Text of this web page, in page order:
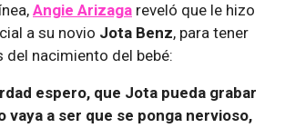
Angie Arizaga reveló que le hizo
a su novio Jota Benz, para tener
nacimiento del bebé:
espero, que Jota pueda grabar
vaya a ser que se ponga nervioso,